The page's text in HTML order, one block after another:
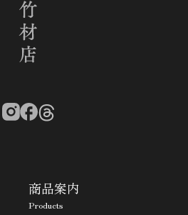
商品案内
Products